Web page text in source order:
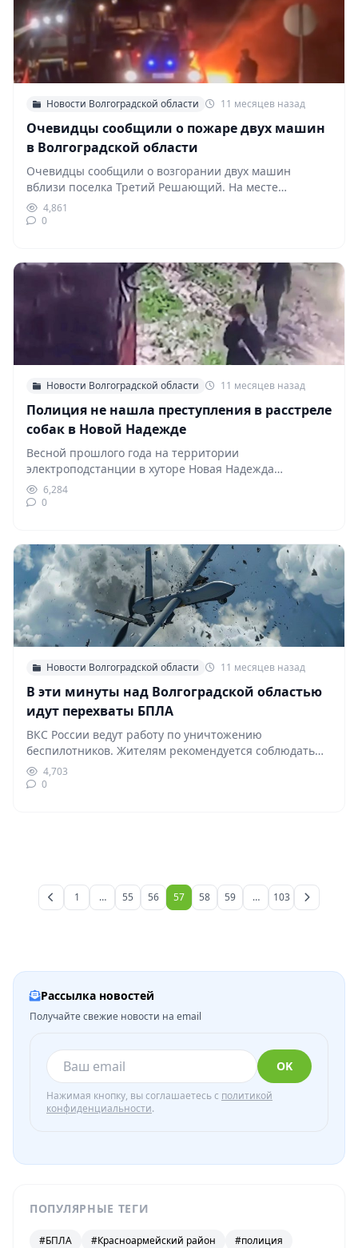
Рассылка новостей
Получайте свежие новости на email
OK
Нажимая кнопку, вы соглашаетесь с политикой
конфиденциальности.
ПОПУЛЯРНЫЕ ТЕГИ
#БПЛА #Красноармейский район
#полиция
Новости Волгоградской области 11 месяцев назад
Очевидцы сообщили о пожаре двух машин
в Волгоградской области
Очевидцы сообщили о возгорании двух машин
вблизи поселка Третий Решающий. На месте
работают пожарные расчёты.…
4,861
0
Новости Волгоградской области 11 месяцев назад
Полиция не нашла преступления в расстреле
собак в Новой Надежде
Весной прошлого года на территории
электроподстанции в хуторе Новая Надежда
произошёл шокирующий инцидент: неизвестные
лица…
6,284
0
Новости Волгоградской области 11 месяцев назад
В эти минуты над Волгоградской областью
идут перехваты БПЛА
ВКС России ведут работу по уничтожению
беспилотников. Жителям рекомендуется соблюдать
меры предосторожности во время возможных…
4,703
0
1 … 55 56 57 58 59 … 103